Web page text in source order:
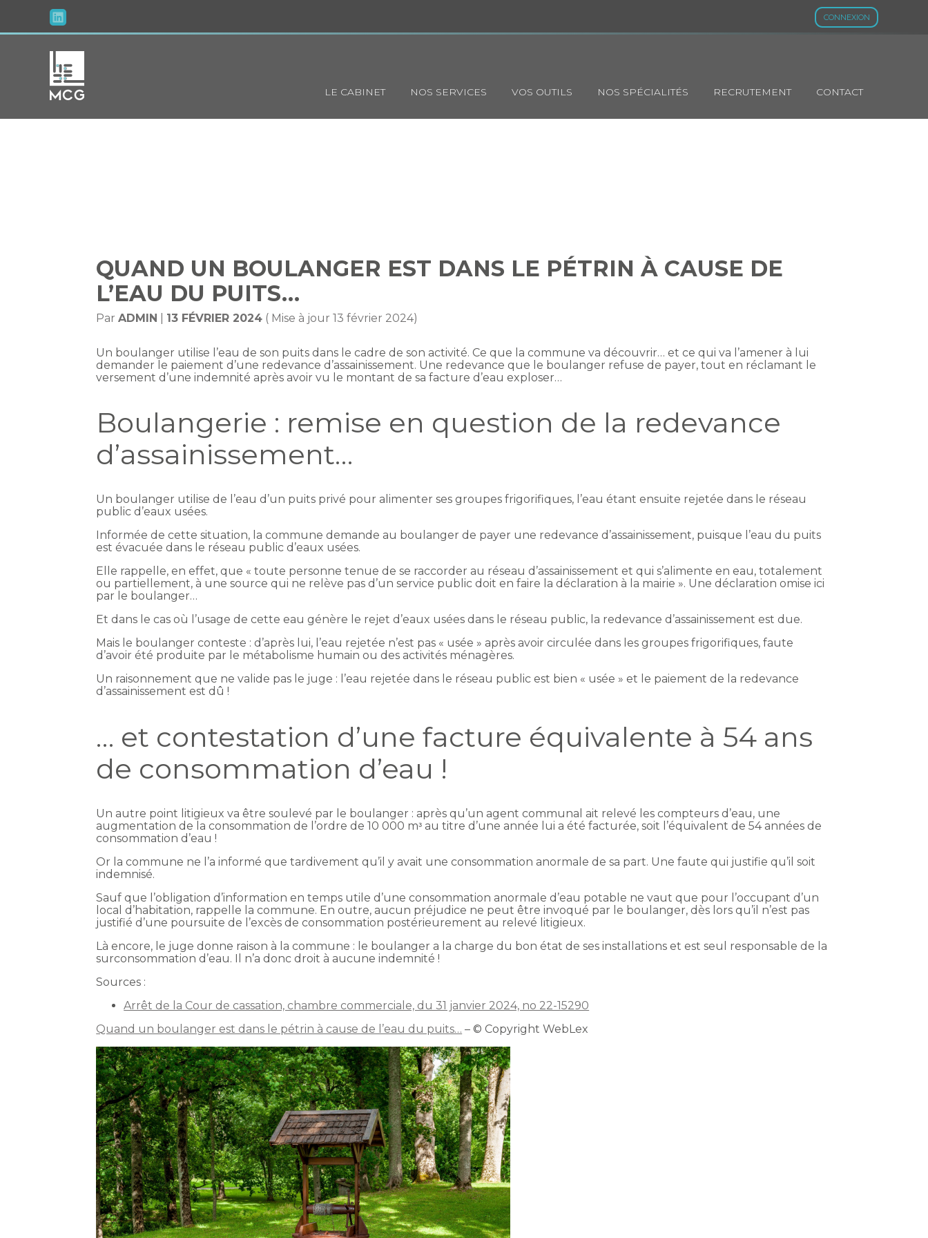
CONNEXION
au
Principal
LE CABINET NOS SERVICES VOS OUTILS NOS SPÉCIALITÉS RECRUTEMENT CONTACT
QUAND UN BOULANGER EST DANS LE PÉTRIN À CAUSE DE
L’EAU DU PUITS…
ParADMIN 13 FÉVRIER 2024 ( Mise à jour 13 février 2024)
Un boulanger utilise l’eau de son puits dans le cadre de son activité. Ce que la commune va découvrir… et ce qui va l’amener à lui
demander le paiement d’une redevance d’assainissement. Une redevance que le boulanger refuse de payer, tout en réclamant le
versement d’une indemnité après avoir vu le montant de sa facture d’eau exploser…
Boulangerie : remise en question de la redevance
d’assainissement…
Un boulanger utilise de l’eau d’un puits privé pour alimenter ses groupes frigorifiques, l’eau étant ensuite rejetée dans le réseau
public d’eaux usées.
Informée de cette situation, la commune demande au boulanger de payer une redevance d’assainissement, puisque l’eau du puits
est évacuée dans le réseau public d’eaux usées.
Elle rappelle, en effet, que « toute personne tenue de se raccorder au réseau d’assainissement et qui s’alimente en eau, totalement
ou partiellement, à une source qui ne relève pas d’un service public doit en faire la déclaration à la mairie ». Une déclaration omise ici
par le boulanger…
Et dans le cas où l’usage de cette eau génère le rejet d’eaux usées dans le réseau public, la redevance d’assainissement est due.
Mais le boulanger conteste : d’après lui, l’eau rejetée n’est pas « usée » après avoir circulée dans les groupes frigorifiques, faute
d’avoir été produite par le métabolisme humain ou des activités ménagères.
Un raisonnement que ne valide pas le juge : l’eau rejetée dans le réseau public est bien « usée » et le paiement de la redevance
d’assainissement est dû !
… et contestation d’une facture équivalente à 54 ans
de consommation d’eau !
Un autre point litigieux va être soulevé par le boulanger : après qu’un agent communal ait relevé les compteurs d’eau, une
augmentation de la consommation de l’ordre de 10 000 mᵌ au titre d’une année lui a été facturée, soit l’équivalent de 54 années de
consommation d’eau !
Or la commune ne l’a informé que tardivement qu’il y avait une consommation anormale de sa part. Une faute qui justifie qu’il soit
indemnisé.
Sauf que l’obligation d’information en temps utile d’une consommation anormale d’eau potable ne vaut que pour l’occupant d’un
local d’habitation, rappelle la commune. En outre, aucun préjudice ne peut être invoqué par le boulanger, dès lors qu’il n’est pas
justifié d’une poursuite de l’excès de consommation postérieurement au relevé litigieux.
Là encore, le juge donne raison à la commune : le boulanger a la charge du bon état de ses installations et est seul responsable de la
surconsommation d’eau. Il n’a donc droit à aucune indemnité !
Sources :
Arrêt de la Cour de cassation, chambre commerciale, du 31 janvier 2024, no 22-15290
Quand un boulanger est dans le pétrin à cause de l’eau du puits… – © Copyright WebLex